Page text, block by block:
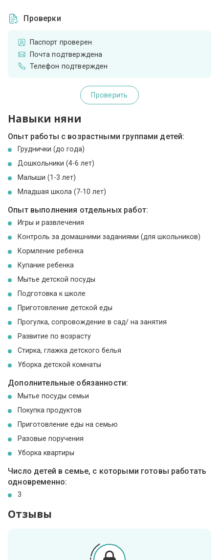
Проверки
Паспорт проверен
Почта подтверждена
Телефон подтвержден
Проверить
Навыки няни
Опыт работы с возрастными группами детей:
Груднички (до года)
Дошкольники (4-6 лет)
Малыши (1-3 лет)
Младшая школа (7-10 лет)
Опыт выполнения отдельных работ:
Игры и развлечения
Контроль за домашними заданиями (для школьников)
Кормление ребенка
Купание ребенка
Мытье детской посуды
Подготовка к школе
Приготовление детской еды
Прогулка, сопровождение в сад/ на занятия
Развитие по возрасту
Стирка, глажка детского белья
Уборка детской комнаты
Дополнительные обязанности:
Мытье посуды семьи
Покупка продуктов
Приготовление еды на семью
Разовые поручения
Уборка квартиры
Число детей в семье, с которыми готовы работать
одновременно:
3
Отзывы